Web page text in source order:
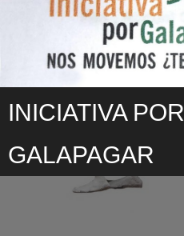
INICIATIVA POR
GALAPAGAR